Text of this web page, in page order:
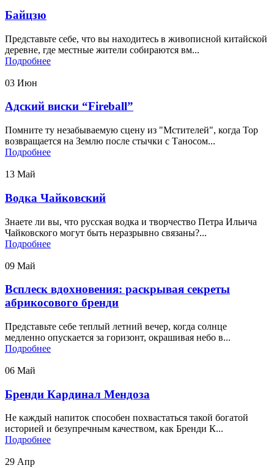
Байцзю
Представьте себе, что вы находитесь в живописной китайской
деревне, где местные жители собираются вм...
Подробнее
03 Июн
Адский виски “Fireball”
Помните ту незабываемую сцену из "Мстителей", когда Тор
возвращается на Землю после стычки с Таносом...
Подробнее
13 Май
Водка Чайковский
Знаете ли вы, что русская водка и творчество Петра Ильича
Чайковского могут быть неразрывно связаны?...
Подробнее
09 Май
Всплеск вдохновения: раскрывая секреты
абрикосового бренди
Представьте себе теплый летний вечер, когда солнце
медленно опускается за горизонт, окрашивая небо в...
Подробнее
06 Май
Бренди Кардинал Мендоза
Не каждый напиток способен похвастаться такой богатой
историей и безупречным качеством, как Бренди К...
Подробнее
29 Апр